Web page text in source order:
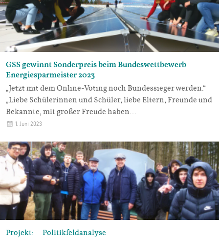
GSS gewinnt Sonderpreis beim Bundeswettbewerb
Energiesparmeister 2023
„Jetzt mit dem Online-Voting noch Bundessieger werden.“
„Liebe Schülerinnen und Schüler, liebe Eltern, Freunde und
Bekannte, mit großer Freude haben…
1. Juni 2023
Projekt: Politikfeldanalyse